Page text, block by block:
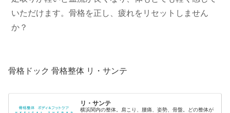
いただけます。骨格を正し、疲れをリセットしません
か？
骨格ドック 骨格整体 リ・サンテ
リ・サンテ
横浜関内の整体。肩こり、腰痛、姿勢、骨盤。どの整体が